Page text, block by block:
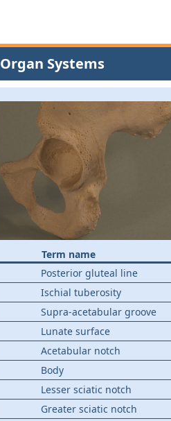
Organ Systems
Term name
Posterior gluteal line
Ischial tuberosity
Supra-acetabular groove
Lunate surface
Acetabular notch
Body
Lesser sciatic notch
Greater sciatic notch